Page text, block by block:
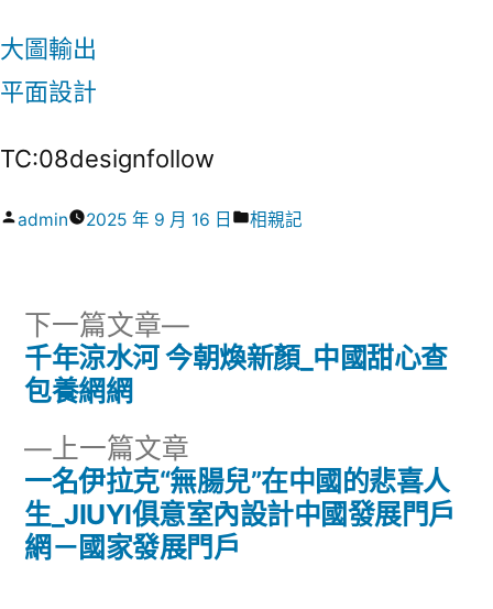
大圖輸出
平面設計
TC:08designfollow
作
admin 2025 年 9 月 16 日
分
相親記
文
導
覽
上一篇文章
一
篇
文
一名伊拉克“無腸兒”在中國的悲喜人
生_JIUYI俱意室內設計中國發展門戶
網－國家發展門戶
下一篇文章
下
一
千年涼水河 今朝煥新顏_中國甜心查
包養網網